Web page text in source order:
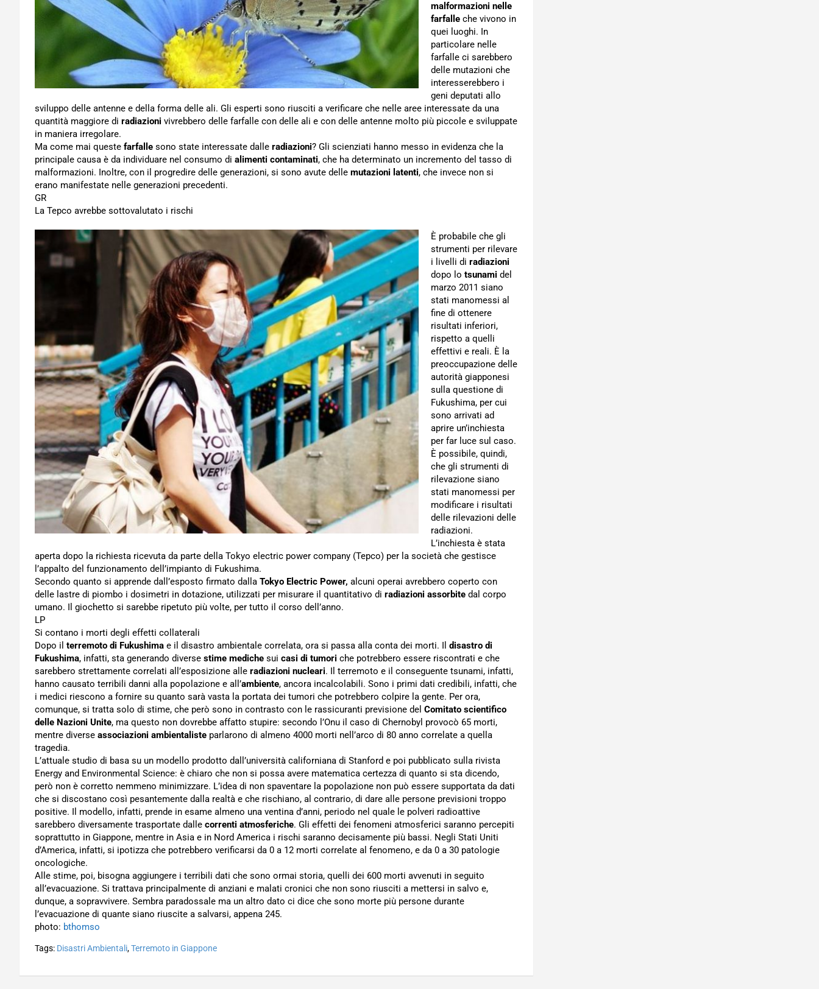
malformazioni nelle
farfalle che vivono in
quei luoghi. In
particolare nelle
farfalle ci sarebbero
delle mutazioni che
interesserebbero i
geni deputati allo
sviluppo delle antenne e della forma delle ali. Gli esperti sono riusciti a verificare che nelle aree interessate da una
quantità maggiore di radiazioni vivrebbero delle farfalle con delle ali e con delle antenne molto più piccole e sviluppate
in maniera irregolare.
Ma come mai queste farfalle sono state interessate dalle radiazioni? Gli scienziati hanno messo in evidenza che la
principale causa è da individuare nel consumo di alimenti contaminati, che ha determinato un incremento del tasso di
malformazioni. Inoltre, con il progredire delle generazioni, si sono avute delle mutazioni latenti, che invece non si
erano manifestate nelle generazioni precedenti.
GR
La Tepco avrebbe sottovalutato i rischi
È probabile che gli
strumenti per rilevare
i livelli di radiazioni
dopo lo tsunami del
marzo 2011 siano
stati manomessi al
fine di ottenere
risultati inferiori,
rispetto a quelli
effettivi e reali. È la
preoccupazione delle
autorità giapponesi
sulla questione di
Fukushima, per cui
sono arrivati ad
aprire un’inchiesta
per far luce sul caso.
È possibile, quindi,
che gli strumenti di
rilevazione siano
stati manomessi per
modificare i risultati
delle rilevazioni delle
radiazioni.
L’inchiesta è stata
aperta dopo la richiesta ricevuta da parte della Tokyo electric power company (Tepco) per la società che gestisce
l’appalto del funzionamento dell’impianto di Fukushima.
Secondo quanto si apprende dall’esposto firmato dalla Tokyo Electric Power, alcuni operai avrebbero coperto con
delle lastre di piombo i dosimetri in dotazione, utilizzati per misurare il quantitativo di radiazioni assorbite dal corpo
umano. Il giochetto si sarebbe ripetuto più volte, per tutto il corso dell’anno.
LP
Si contano i morti degli effetti collaterali
Dopo il terremoto di Fukushima e il disastro ambientale correlata, ora si passa alla conta dei morti. Il disastro di
Fukushima, infatti, sta generando diverse stime mediche sui casi di tumori che potrebbero essere riscontrati e che
sarebbero strettamente correlati all’esposizione alle radiazioni nucleari. Il terremoto e il conseguente tsunami, infatti,
hanno causato terribili danni alla popolazione e all’ambiente, ancora incalcolabili. Sono i primi dati credibili, infatti, che
i medici riescono a fornire su quanto sarà vasta la portata dei tumori che potrebbero colpire la gente. Per ora,
comunque, si tratta solo di stime, che però sono in contrasto con le rassicuranti previsione del Comitato scientifico
delle Nazioni Unite, ma questo non dovrebbe affatto stupire: secondo l’Onu il caso di Chernobyl provocò 65 morti,
mentre diverse associazioni ambientaliste parlarono di almeno 4000 morti nell’arco di 80 anno correlate a quella
tragedia.
L’attuale studio di basa su un modello prodotto dall’università californiana di Stanford e poi pubblicato sulla rivista
Energy and Environmental Science: è chiaro che non si possa avere matematica certezza di quanto si sta dicendo,
però non è corretto nemmeno minimizzare. L’idea di non spaventare la popolazione non può essere supportata da dati
che si discostano così pesantemente dalla realtà e che rischiano, al contrario, di dare alle persone previsioni troppo
positive. Il modello, infatti, prende in esame almeno una ventina d’anni, periodo nel quale le polveri radioattive
sarebbero diversamente trasportate dalle correnti atmosferiche. Gli effetti dei fenomeni atmosferici saranno percepiti
soprattutto in Giappone, mentre in Asia e in Nord America i rischi saranno decisamente più bassi. Negli Stati Uniti
d’America, infatti, si ipotizza che potrebbero verificarsi da 0 a 12 morti correlate al fenomeno, e da 0 a 30 patologie
oncologiche.
Alle stime, poi, bisogna aggiungere i terribili dati che sono ormai storia, quelli dei 600 morti avvenuti in seguito
all’evacuazione. Si trattava principalmente di anziani e malati cronici che non sono riusciti a mettersi in salvo e,
dunque, a sopravvivere. Sembra paradossale ma un altro dato ci dice che sono morte più persone durante
l’evacuazione di quante siano riuscite a salvarsi, appena 245.
photo: bthomso
Tags: Disastri Ambientali,Terremoto in Giappone